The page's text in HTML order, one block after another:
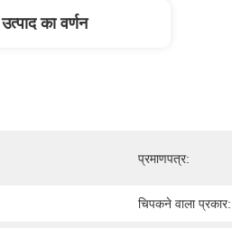
उत्पाद का वर्णन
प्रमाणपत्र:
चिपकने वाला प्रकार: